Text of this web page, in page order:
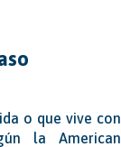
o que vive con
la American